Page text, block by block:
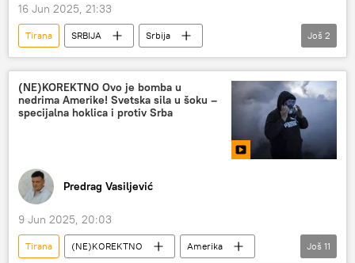
16 Jun 2025, 21:33
Tirana SRBIJA
Srbija
Srbija – politika
Đuro Macut
Još 2
(NE)KOREKTNO Ovo je bomba u
nedrima Amerike! Svetska sila u šoku –
specijalna hoklica i protiv Srba
Predrag Vasiljević
9 Jun 2025, 20:03
Tirana (NE)KOREKTNO
Amerika
Još 11